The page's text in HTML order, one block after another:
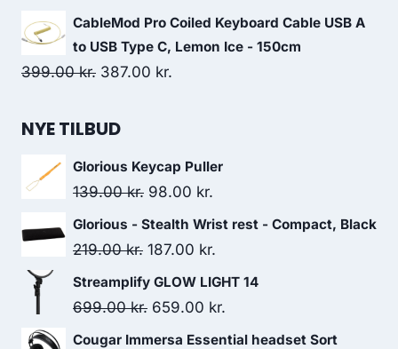
price
was:
230.00 kr..
price
is:
CableMod Pro Coiled Keyboard Cable USB A
to USB Type C, Lemon Ice - 150cm
399.00kr. Original
was:
387.00 kr.
NYE TILBUD
Glorious Keycap Puller
139.00kr. Original
price
was:
98.00 kr.
price
Glorious - Stealth Wrist rest - Compact, Black
219.00kr. Original
price
was:
187.00 kr.
price
is:
Streamplify GLOW LIGHT 14
699.00kr. Original
price
659.00 kr.
price
Cougar Immersa Essential headset Sort